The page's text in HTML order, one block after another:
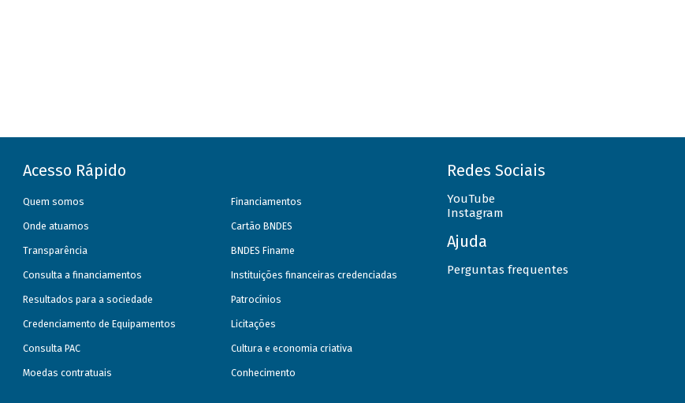
Acesso Rápido
Quem somos
Onde atuamos
Transparência
Consulta a financiamentos
Resultados para a sociedade
Credenciamento de Equipamentos
Consulta PAC
Moedas contratuais
Financiamentos
Cartão BNDES
BNDES Finame
Instituições financeiras credenciadas
Patrocínios
Licitações
Cultura e economia criativa
Conhecimento
Redes Sociais
YouTube
Instagram
Ajuda
Perguntas frequentes